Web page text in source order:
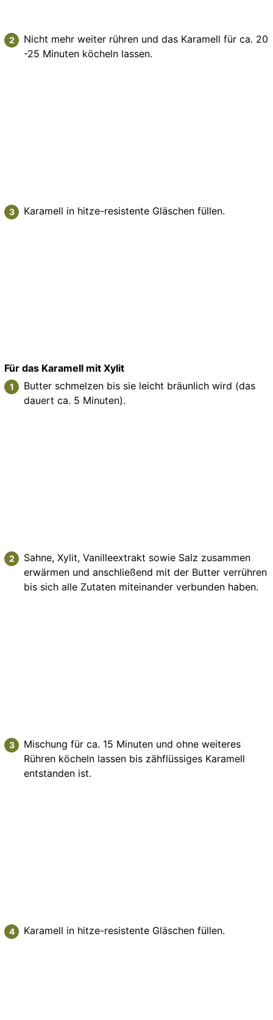
Nicht mehr weiter rühren und das Karamell für ca. 20
-25 Minuten köcheln lassen.
Karamell in hitze-resistente Gläschen füllen.
Für das Karamell mit Xylit
Butter schmelzen bis sie leicht bräunlich wird (das
dauert ca. 5 Minuten).
Sahne, Xylit, Vanilleextrakt sowie Salz zusammen
erwärmen und anschließend mit der Butter verrühren
bis sich alle Zutaten miteinander verbunden haben.
Mischung für ca. 15 Minuten und ohne weiteres
Rühren köcheln lassen bis zähflüssiges Karamell
entstanden ist.
Karamell in hitze-resistente Gläschen füllen.